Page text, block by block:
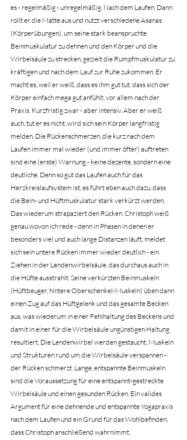
es - regelmäßig - unregelmäßig. Nach dem Laufen. Dann
rollt er die Matte aus und nutzt verschiedene Asanas
(Körperübungen), um seine stark beanspruchte
Beinmuskulatur zu dehnen und den Körper und die
Wirbelsäule zu strecken, gezielt die Rumpfmuskulatur zu
kräftigen und nach dem Lauf zur Ruhe zukommen. Er
macht es, weil er weiß, dass es ihm gut tut, dass sich der
Körper einfach mega gut anfühlt, vor allem nach der
Praxis. Kurzfristig zwar - aber intensiv. Aber er weiß
auch, tut er es nicht, wird sich sein Körper langfristig
melden. Die Rückenschmerzen, die kurz nach dem
Laufen immer mal wieder (und immer öfter) auftreten
sind eine (erste) Warnung - keine dezente, sondern eine
deutliche. Denn so gut das Laufen auch für das
Herzkreislaufsystem ist, es führt eben auch dazu, dass
die Bein- und Hüftmuskulatur stark verkürzt werden.
Das wiederum strapaziert den Rücken. Christoph weiß
genau wovon ich rede - denn in Phasen in denen er
besonders viel und auch lange Distanzen läuft, meldet
sich sein untere Rücken immer wieder deutlich - ein
Ziehen in der Lendenwirbelsäule, das durchaus auch in
die Hüfte ausstrahlt. Seine verkürzten Beinmuskeln
(Hüftbeuger, hintere Oberschenkel-Muskeln) üben dann
einen Zug auf das Hüftgelenk und das gesamte Becken
aus, was wiederum in einer Fehlhaltung des Beckens und
damit in einer für die Wirbelsäule ungünstigen Haltung
resultiert. Die Lendenwirbel werden gestaucht, Muskeln
und Strukturen rund um die Wirbelsäule verspannen -
der Rücken schmerzt. Lange, entspannte Beinmuskeln
sind die Voraussetzung für eine entspannt-gestreckte
Wirbelsäule und einen gesunden Rücken. Ein valides
Argument für eine dehnende und entspannte Yogapraxis
nach dem Laufen und ein Grund für das Wohlbefinden,
dass Christoph anschließend wahrnimmt.